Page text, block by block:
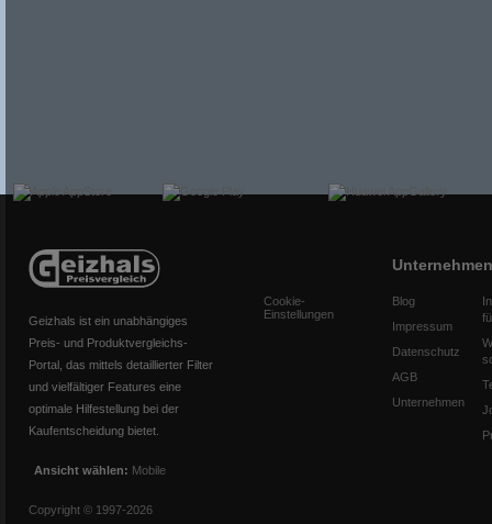
Geizhals ist ein unabhängiges
Preis- und Produktvergleichs-
Portal, das mittels detaillierter Filter
und vielfältiger Features eine
optimale Hilfestellung bei der
Kaufentscheidung bietet.
Ansicht wählen: Mobile
Copyright © 1997-2026
Cookie-
Einstellungen
Unternehmen
Blog
Impressum
Datenschutz
AGB
Unternehmen